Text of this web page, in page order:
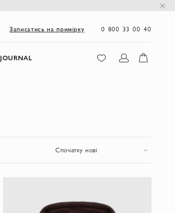
Записатись на примірку 0 800 33 00 40
JOURNAL
Спочатку нові